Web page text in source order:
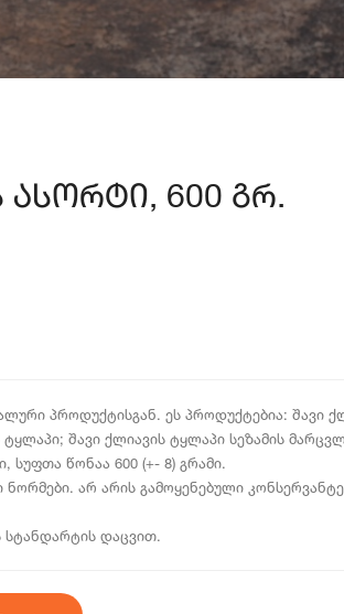
600 გრ.
პროდუქტისგან. ეს პროდუქტებია: შავი
შავი ქლიავის ტყლაპი სეზამის
წონაა 600 (+- 8) გრამი.
არ არის გამოყენებული
დაცვით.